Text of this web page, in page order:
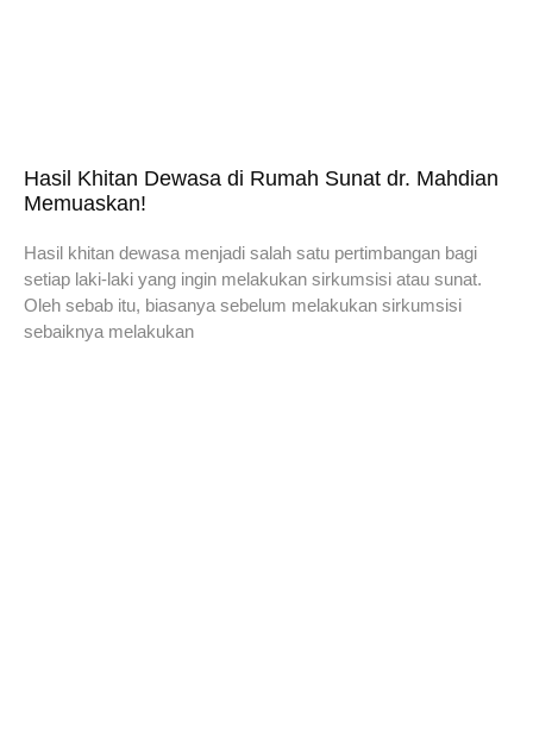
Hasil Khitan Dewasa di Rumah Sunat dr. Mahdian
Memuaskan!
Hasil khitan dewasa menjadi salah satu pertimbangan bagi
setiap laki-laki yang ingin melakukan sirkumsisi atau sunat.
Oleh sebab itu, biasanya sebelum melakukan sirkumsisi
sebaiknya melakukan